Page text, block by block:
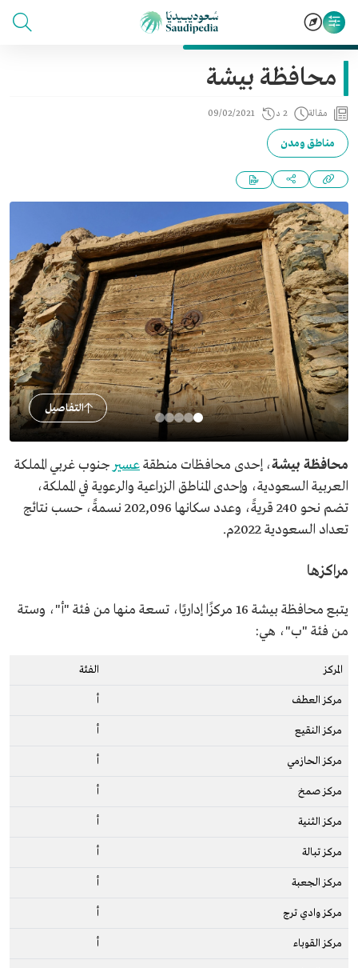
محافظة بيشة
مقالة 2 د 09/02/2021
مناطق ومدن
التفاصيل
محافظة بيشة، إحدى محافظات منطقةعسير جنوب غربي المملكة
العربية السعودية، وإحدى المناطق الزراعية والرعوية في المملكة،
تضم نحو 240 قريةً، وعدد سكانها 202,096 نسمةً، حسب نتائج
تعداد السعودية 2022م.
مراكزها
يتبع محافظة بيشة 16 مركزًا إداريًا، تسعة منها من فئة "أ"، وستة
من فئة "ب"، هي:
المركز الفئة
مركز العطف أ
مركز النقيع أ
مركز الحازمي أ
مركز صمخ أ
مركز الثنية أ
مركز تبالة أ
مركز الجعبة أ
مركز وادي ترج أ
مركز القوباء أ